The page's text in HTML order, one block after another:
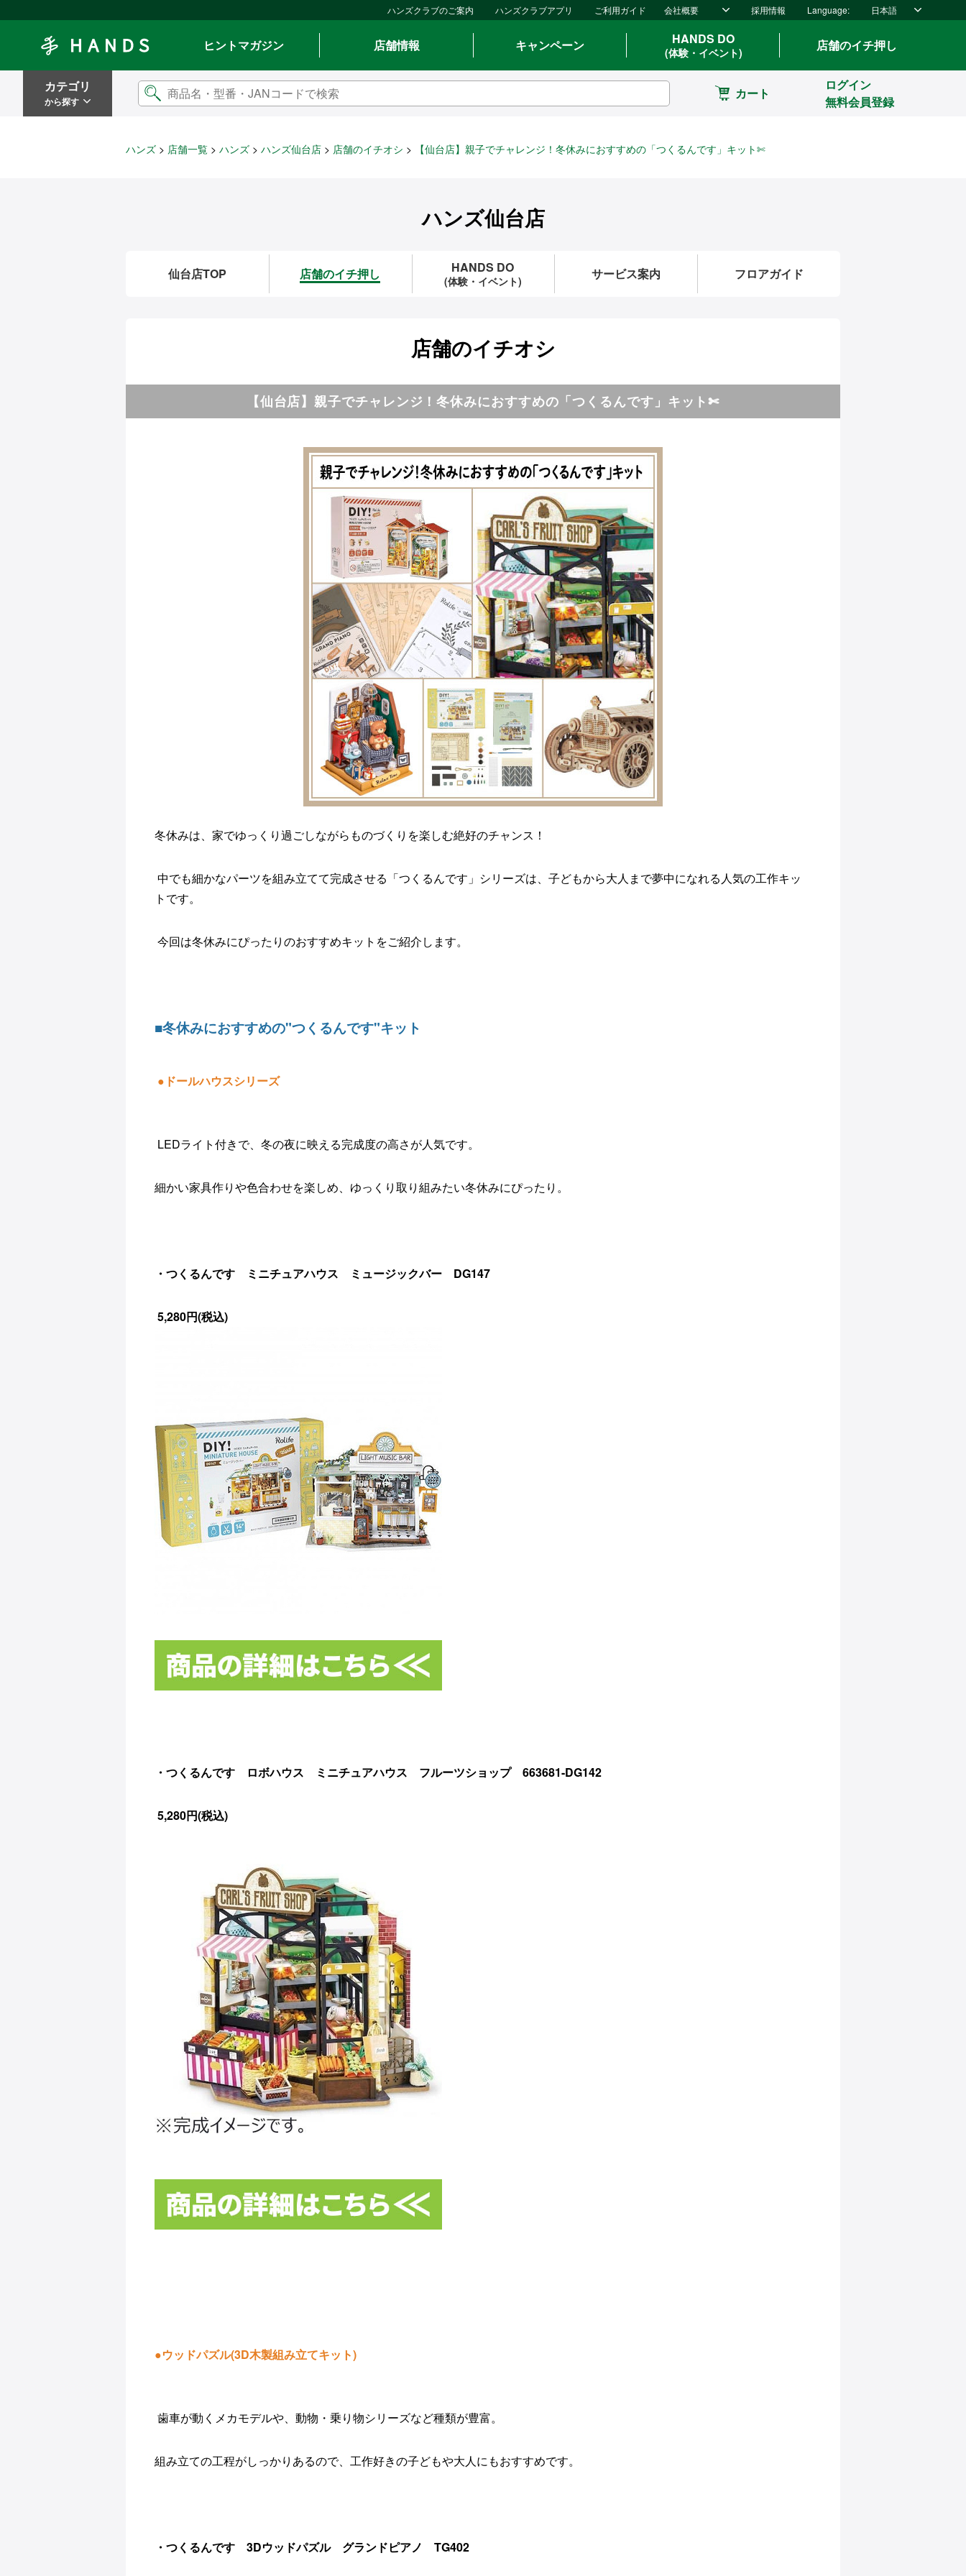
ハンズクラブのご案内 ハンズクラブアプリ ご利用ガイド 会社概要 採用情報 Language: 日本語
ヒントマガジン
店舗情報 キャンペーン HANDS DO
(体験・イベント) 店舗のイチ押し
カテゴリ
から探す カート
ログイン
無料会員登録
ハンズ 店舗一覧 ハンズ ハンズ仙台店 店舗のイチオシ 【仙台店】親子でチャレンジ！冬休みにおすすめの「つくるんです」キット✄
ハンズ仙台店
仙台店TOP 店舗のイチ押し HANDS DO
(体験・イベント) サービス案内 フロアガイド
店舗のイチオシ
【仙台店】親子でチャレンジ！冬休みにおすすめの「つくるんです」キット✄
冬休みは、家でゆっくり過ごしながらものづくりを楽しむ絶好のチャンス！
中でも細かなパーツを組み立てて完成させる「つくるんです」シリーズは、子どもから大人まで夢中になれる人気の工作キッ
トです。
今回は冬休みにぴったりのおすすめキットをご紹介します。
■冬休みにおすすめの"つくるんです"キット
●ドールハウスシリーズ
LEDライト付きで、冬の夜に映える完成度の高さが人気です。
細かい家具作りや色合わせを楽しめ、ゆっくり取り組みたい冬休みにぴったり。
・つくるんです ミニチュアハウス ミュージックバー DG147
5,280円(税込)
・つくるんです ロボハウス ミニチュアハウス フルーツショップ 663681-DG142
5,280円(税込)
●ウッドパズル(3D木製組み立てキット)
歯車が動くメカモデルや、動物・乗り物シリーズなど種類が豊富。
組み立ての工程がしっかりあるので、工作好きの子どもや大人にもおすすめです。
・つくるんです 3Dウッドパズル グランドピアノ TG402